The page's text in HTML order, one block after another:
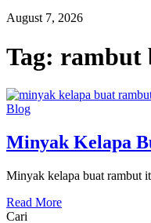
August 7, 2026
Tag: rambut
Blog
Minyak Kelapa
Minyak kelapa buat rambut
Read More
Cari